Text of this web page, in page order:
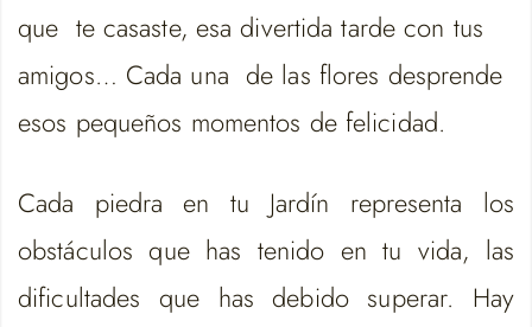
que te casaste, esa divertida tarde con tus
amigos… Cada una de las flores desprende
esos pequeños momentos de felicidad.
Cada piedra en tu Jardín representa los
obstáculos que has tenido en tu vida, las
dificultades que has debido superar. Hay